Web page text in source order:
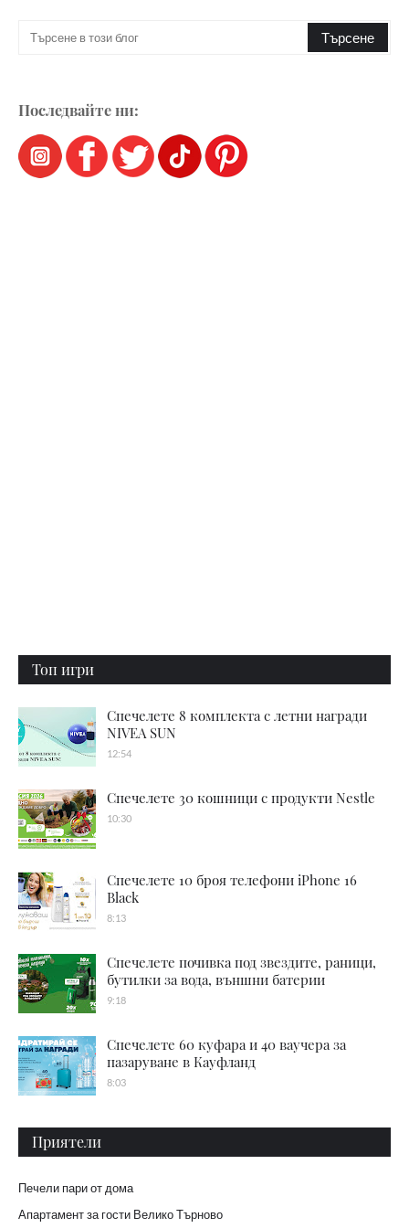
Последвайте ни:
Топ игри
Спечелете 8 комплекта с летни награди
NIVEA SUN
12:54
Спечелете 30 кошници с продукти Nestle
10:30
Спечелете 10 броя телефони iPhone 16
Black
8:13
Спечелете почивка под звездите, раници,
бутилки за вода, външни батерии
9:18
Спечелете 60 куфара и 40 ваучера за
пазаруване в Кауфланд
8:03
Приятели
Печели пари от дома
Апартамент за гости Велико Търново